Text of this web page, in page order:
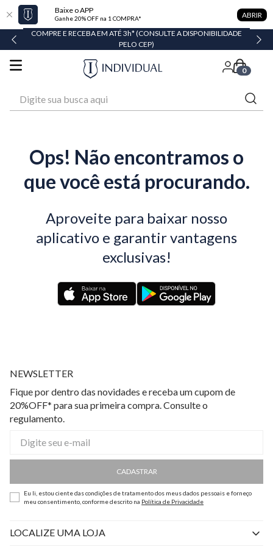
Baixe o APP
Ganhe 20% OFF na 1 COMPRA* ABRIR
COMPRE E RECEBA EM ATÉ 3h* (CONSULTE A DISPONIBILIDADE
PELO CEP)
0
Ops! Não encontramos o
que você está procurando.
Aproveite para baixar nosso
aplicativo e garantir vantagens
exclusivas!
NEWSLETTER
Fique por dentro das novidades e receba um cupom de
20%OFF* para sua primeira compra. Consulte o
regulamento.
CADASTRAR
Eu li, estou ciente das condições de tratamento dos meus dados pessoais e forneço
meu consentimento, conforme descrito na Política de Privacidade
LOCALIZE UMA LOJA